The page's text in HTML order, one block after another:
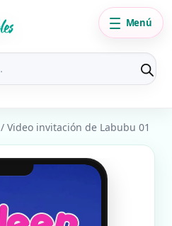
Menú
/ Video invitación de Labubu 01